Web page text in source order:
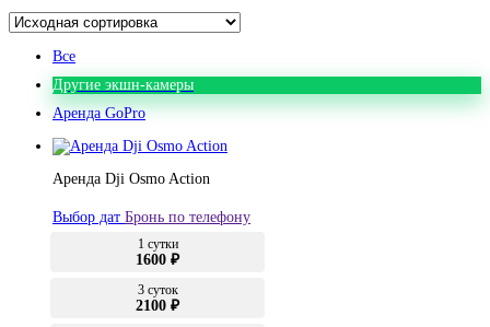
Все
Другие экшн-камеры
Аренда GoPro
Аренда Dji Osmo Action
Выбор дат Бронь по телефону
1 сутки
1600 ₽
3 суток
2100 ₽